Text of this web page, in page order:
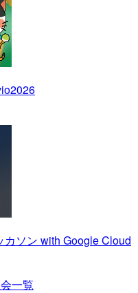
カソン with Google Cloud
一覧